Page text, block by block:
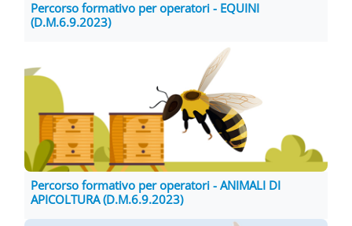
Percorso formativo per operatori - EQUINI
(D.M.6.9.2023)
Percorso formativo per operatori - ANIMALI DI
APICOLTURA (D.M.6.9.2023)